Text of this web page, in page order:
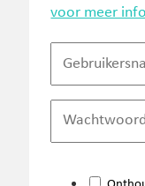
voor meer